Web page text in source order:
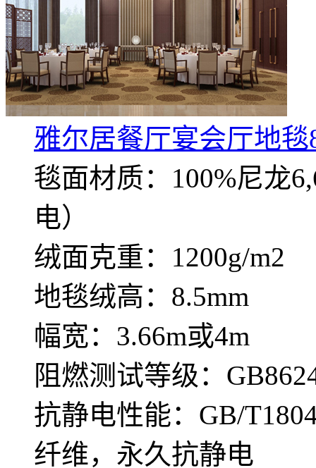
雅尔居餐厅宴会厅地毯
毯面材质：100%尼龙
电）
绒面克重：1200g/m2
地毯绒高：8.5mm
幅宽：3.66m或4m
阻燃测试等级：
抗静电性能：GB/
纤维，永久抗静电